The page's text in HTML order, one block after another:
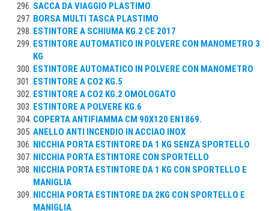
SACCA DA VIAGGIO PLASTIMO
BORSA MULTI TASCA PLASTIMO
ESTINTORE A SCHIUMA KG.2 CE 2017
ESTINTORE AUTOMATICO IN POLVERE CON MANOMETRO 3
KG
ESTINTORE AUTOMATICO IN POLVERE CON MANOMETRO
ESTINTORE A CO2 KG.5
ESTINTORE A CO2 KG.2 OMOLOGATO
ESTINTORE A POLVERE KG.6
COPERTA ANTIFIAMMA CM 90X120 EN1869.
ANELLO ANTI INCENDIO IN ACCIAO INOX
NICCHIA PORTA ESTINTORE DA 1 KG SENZA SPORTELLO
NICCHIA PORTA ESTINTORE CON SPORTELLO
NICCHIA PORTA ESTINTORE DA 1 KG CON SPORTELLO E
MANIGLIA
NICCHIA PORTA ESTINTORE DA 2KG CON SPORTELLO E
MANIGLIA